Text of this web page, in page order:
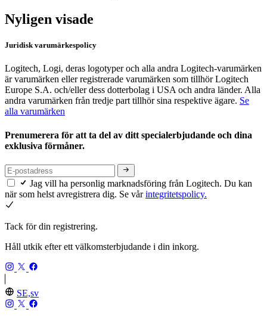
Nyligen visade
Juridisk varumärkespolicy
Logitech, Logi, deras logotyper och alla andra Logitech-varumärken
är varumärken eller registrerade varumärken som tillhör Logitech
Europe S.A. och/eller dess dotterbolag i USA och andra länder. Alla
andra varumärken från tredje part tillhör sina respektive ägare. Se
alla varumärken
Prenumerera för att ta del av ditt specialerbjudande och dina
exklusiva förmåner.
Jag vill ha personlig marknadsföring från Logitech. Du kan
när som helst avregistrera dig. Se vårintegritetspolicy.
Tack för din registrering.
Håll utkik efter ett välkomsterbjudande i din inkorg.
SE,sv